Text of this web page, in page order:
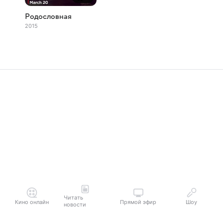
Родословная
2015
Кино онлайн
Читать
новости
Прямой эфир Шоу